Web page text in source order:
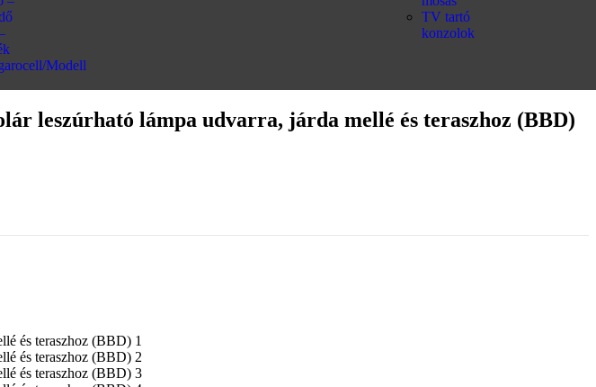
Modell
TV tartó
konzolok
leszúrható lámpa udvarra, járda mellé és teraszhoz (BBD)